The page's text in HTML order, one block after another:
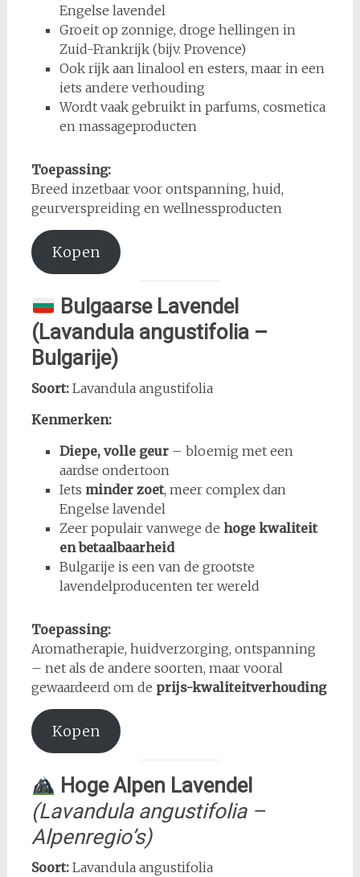
Engelse lavendel
Groeit op zonnige, droge hellingen in
Zuid-Frankrijk (bijv. Provence)
Ook rijk aan linalool en esters, maar in een
iets andere verhouding
Wordt vaak gebruikt in parfums, cosmetica
en massageproducten
Toepassing:
Breed inzetbaar voor ontspanning, huid,
geurverspreiding en wellnessproducten
Kopen
Bulgaarse Lavendel
(Lavandula angustifolia –
Bulgarije)
Soort:Lavandula angustifolia
Kenmerken:
Diepe, volle geur– bloemig met een
aardse ondertoon
Iets minder zoet, meer complex dan
Engelse lavendel
Zeer populair vanwege de hoge kwaliteit
en betaalbaarheid
Bulgarije is een van de grootste
lavendelproducenten ter wereld
Toepassing:
Aromatherapie, huidverzorging, ontspanning
– net als de andere soorten, maar vooral
gewaardeerd om de prijs-kwaliteitverhouding
Kopen
Hoge Alpen Lavendel
(Lavandula angustifolia –
Alpenregio’s)
Soort:Lavandula angustifolia